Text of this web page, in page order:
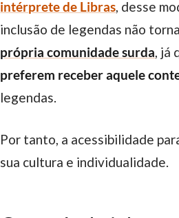
intérprete de Libras, desse
inclusão de legendas não
própria comunidade surda, já
preferem receber aquele
legendas.
Por tanto, a acessibilidade para surdos deve ser pensada de forma ampla, abrangendo toda sua comunidade. Respeitando
sua cultura e individualidade.